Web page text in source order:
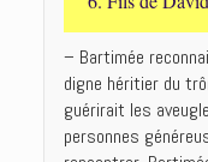
– Bartimée
digne héritier du
guérirait les
personnes